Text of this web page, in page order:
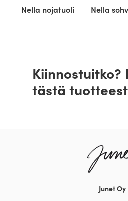
Nella nojatuoli Nella
Kiinnostuitko?
tästä
Junet Oy